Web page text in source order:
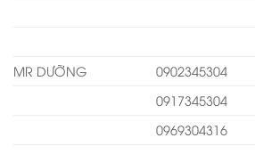
MR DƯỠNG
0902345304
0917345304
0969304316